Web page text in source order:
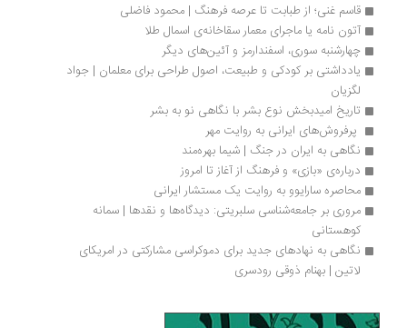
قاسم غنی؛ از طبابت تا عرصه فرهنگ | محمود فاضلی
آتون نامه یا ماجرای معمار سقاخانه‌ی اسمال طلا
چهارشنبه سوری، اسفندارمز و آئین‌های دیگر
یادداشتی بر کودکی و طبیعت، اصول طراحی برای معلمان | جواد
تاریخ امیدبخش نوع بشر با نگاهی نو به بشر
پرفروش‌های ایرانی به روایت مهر
نگاهی به ایران در جنگ | شیما بهره‌مند
درباره‌ی «بازی» و فرهنگ از آغاز تا امروز
محاصره سارایوو به روایت یک مستشار ایرانی
کوهستانی
نگاهی به نهادهای جدید برای دموکراسی مشارکتی در امریکای
لاتین | بهنام ذوقی رودسری